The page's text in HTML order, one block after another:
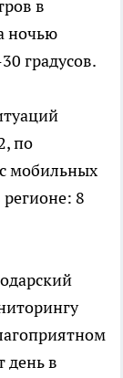
в
ночью
градусов.
по
мобильных
8
день в